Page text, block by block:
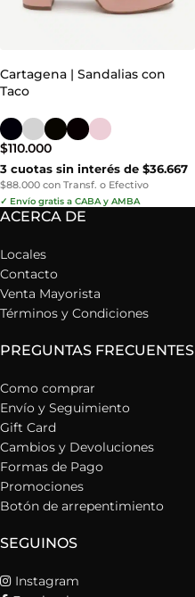
Cartagena | Sandalias con
Taco
$110.000
3 cuotas sin interés de $36.667
$88.000 con Transf. o Efectivo
✓ Envío gratis a CABA y AMBA
ACERCA DE
Locales
Contacto
Venta Mayorista
Términos y Condiciones
PREGUNTAS FRECUENTES
Como comprar
Envío y Seguimiento
Gift Card
Cambios y Devoluciones
Formas de Pago
Promociones
Botón de arrepentimiento
SEGUINOS
Instagram